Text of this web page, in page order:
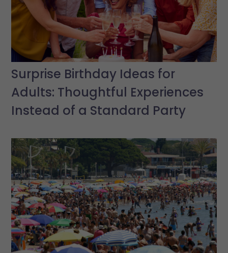
Surprise Birthday Ideas for
Adults: Thoughtful Experiences
Instead of a Standard Party